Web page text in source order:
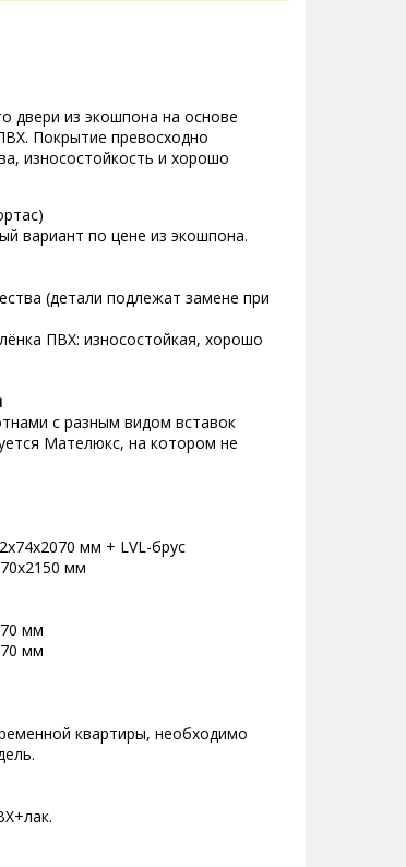
двери из экошпона на основе
Покрытие превосходно
износостойкость и хорошо
вариант по цене из экошпона.
(детали подлежат замене при
ПВХ: износостойкая, хорошо
с разным видом вставок
Мателюкс, на котором не
мм + LVL-брус
мм
мм
мм
квартиры, необходимо